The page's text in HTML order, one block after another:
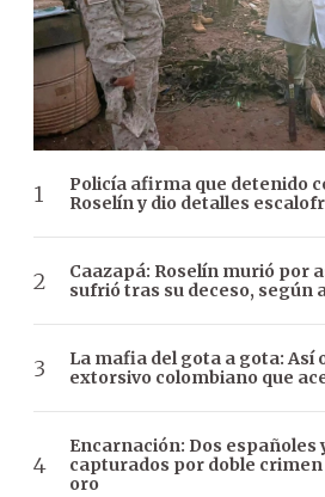
Policía afirma que detenido
Roselín y dio detalles
Caazapá: Roselín murió por
sufrió tras su deceso, según
La mafia del gota a gota: Así
extorsivo colombiano que
Encarnación: Dos españoles
capturados por doble
oro